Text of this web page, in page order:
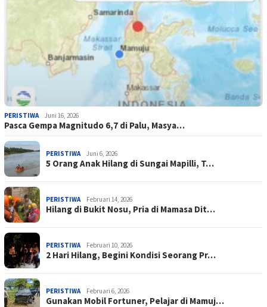
PERISTIWA Juni 16, 2026
Pasca Gempa Magnitudo 6,7 di Palu, Masya…
PERISTIWA Juni 6, 2026
5 Orang Anak Hilang di Sungai Mapilli, T…
PERISTIWA Februari 14, 2026
Hilang di Bukit Nosu, Pria di Mamasa Dit…
PERISTIWA Februari 10, 2026
2 Hari Hilang, Begini Kondisi Seorang Pr…
PERISTIWA Februari 6, 2026
Gunakan Mobil Fortuner, Pelajar di Mamuj…